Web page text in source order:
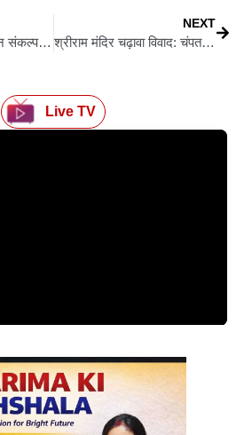
हरिद्वार में ‘दधीचि अंगदान संकल्प अभियान’, जेपी नड्डा ने कहा -स्वास्थ्य सेवाओं को जन-केंद्रित बनाने के लिए लगातार काम कर रही सरकार
NEXT
श्रीराम मंदिर चढ़ावा विवाद: चंपत राय और अनिल मिश्रा के इस्तीफे पर न्यास करेगा विचार, अगली बैठक में होगा निर्णय
Live TV